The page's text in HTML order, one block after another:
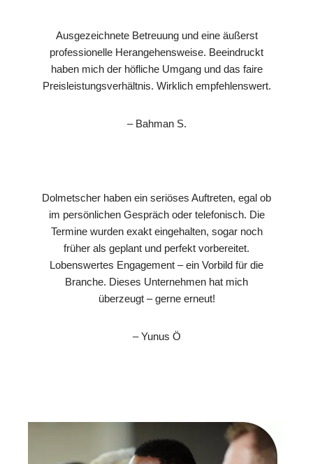
Ausgezeichnete Betreuung und eine äußerst
professionelle Herangehensweise. Beeindruckt
haben mich der höfliche Umgang und das faire
Preisleistungsverhältnis. Wirklich empfehlenswert.
– Bahman S.
Dolmetscher haben ein seriöses Auftreten, egal ob
im persönlichen Gespräch oder telefonisch. Die
Termine wurden exakt eingehalten, sogar noch
früher als geplant und perfekt vorbereitet.
Lobenswertes Engagement – ein Vorbild für die
Branche. Dieses Unternehmen hat mich
überzeugt – gerne erneut!
– Yunus Ö